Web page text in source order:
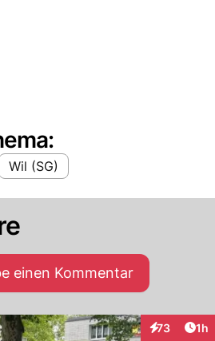
Wil (SG)
einen Kommentar
73 1h